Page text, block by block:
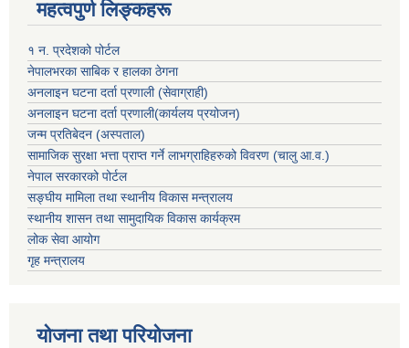
महत्वपुर्ण लिङ्कहरू
१ न. प्रदेशको पोर्टल
नेपालभरका साबिक र हालका ठेगना
अनलाइन घटना दर्ता प्रणाली (सेवाग्राही)
अनलाइन घटना दर्ता प्रणाली(कार्यलय प्रयोजन)
जन्म प्रतिबेदन (अस्पताल)
सामाजिक सुरक्षा भत्ता प्राप्त गर्ने लाभग्राहिहरुको विवरण (चालु आ.व.)
नेपाल सरकारको पोर्टल
सङ्घीय मामिला तथा स्थानीय विकास मन्त्रालय
स्थानीय शासन तथा सामुदायिक विकास कार्यक्रम
लोक सेवा आयोग
गृह मन्त्रालय
योजना तथा परियोजना